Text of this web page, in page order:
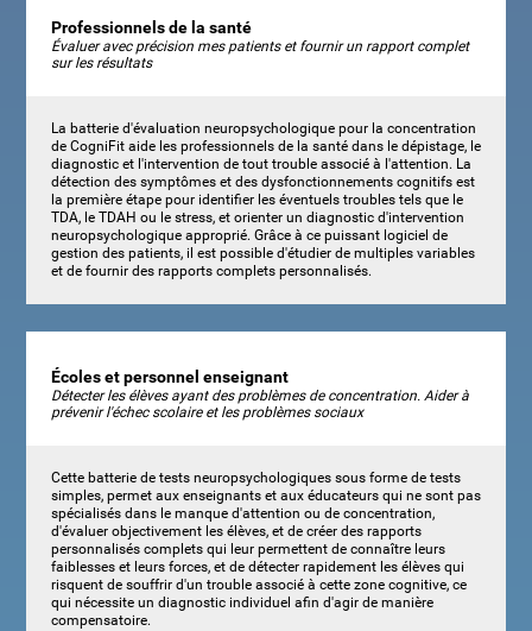
Professionnels de la santé
Évaluer avec précision mes patients et fournir un rapport complet
sur les résultats
La batterie d'évaluation neuropsychologique pour la concentration
de CogniFit aide les professionnels de la santé dans le dépistage, le
diagnostic et l'intervention de tout trouble associé à l'attention. La
détection des symptômes et des dysfonctionnements cognitifs est
la première étape pour identifier les éventuels troubles tels que le
TDA, le TDAH ou le stress, et orienter un diagnostic d'intervention
neuropsychologique approprié. Grâce à ce puissant logiciel de
gestion des patients, il est possible d'étudier de multiples variables
et de fournir des rapports complets personnalisés.
Écoles et personnel enseignant
Détecter les élèves ayant des problèmes de concentration. Aider à
prévenir l'échec scolaire et les problèmes sociaux
Cette batterie de tests neuropsychologiques sous forme de tests
simples, permet aux enseignants et aux éducateurs qui ne sont pas
spécialisés dans le manque d'attention ou de concentration,
d'évaluer objectivement les élèves, et de créer des rapports
personnalisés complets qui leur permettent de connaître leurs
faiblesses et leurs forces, et de détecter rapidement les élèves qui
risquent de souffrir d'un trouble associé à cette zone cognitive, ce
qui nécessite un diagnostic individuel afin d'agir de manière
compensatoire.